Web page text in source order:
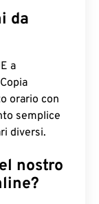
da
a
orario con
semplice
diversi.
nostro